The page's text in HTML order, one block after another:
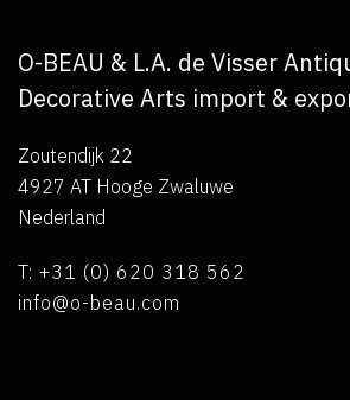
O-BEAU & L.A. de Visser
Decorative Arts import &
Zoutendijk 22
4927 AT Hooge Zwaluwe
Nederland
T: +31 (0) 620 318 562
info@o-beau.com